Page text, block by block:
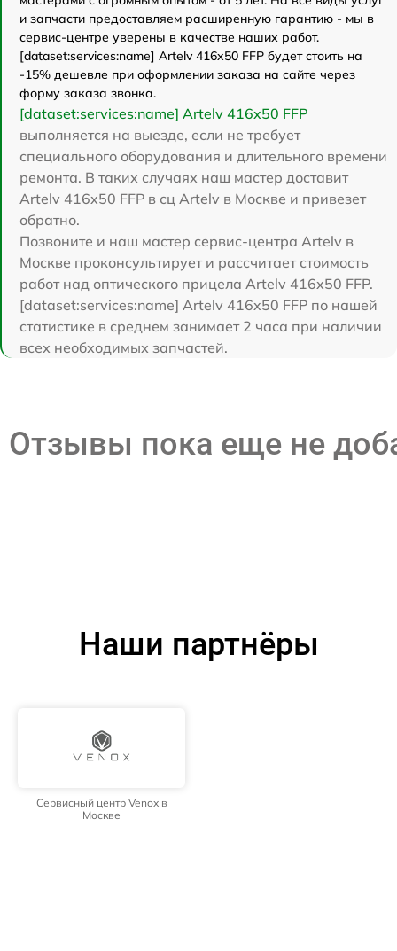
и запчасти предоставляем расширенную гарантию - мы в
сервис-центре уверены в качестве наших работ.
[dataset:services:name] Artelv 416x50 FFP будет стоить на
-15% дешевле при оформлении заказа на сайте через
форму заказа звонка.
[dataset:services:name] Artelv 416x50 FFP
выполняется на выезде, если не требует
специального оборудования и длительного времени
ремонта. В таких случаях наш мастер доставит
Artelv 416x50 FFP в сц Artelv в Москве и привезет
обратно.
Позвоните и наш мастер сервис-центра Artelv в
Москве проконсультирует и рассчитает стоимость
работ над оптического прицела Artelv 416x50 FFP.
[dataset:services:name] Artelv 416x50 FFP по нашей
статистике в среднем занимает 2 часа при наличии
всех необходимых запчастей.
Отзывы пока еще не
Наши партнёры
Сервисный центр Venox в
Москве